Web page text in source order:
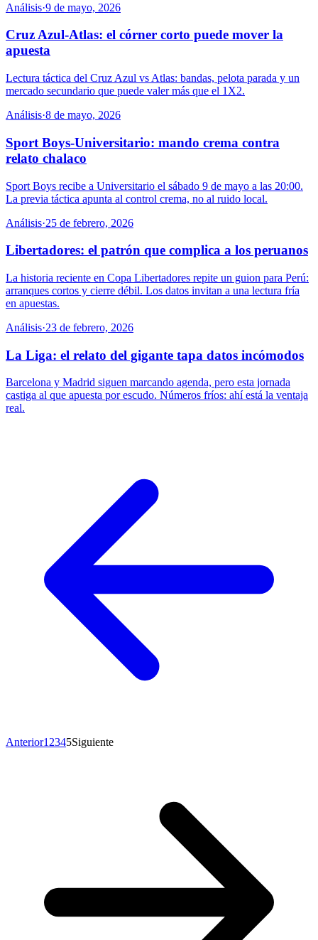
Análisis·9 de mayo, 2026
Cruz Azul-Atlas: el córner corto puede mover la
apuesta
Lectura táctica del Cruz Azul vs Atlas: bandas, pelota parada y un
mercado secundario que puede valer más que el 1X2.
Análisis·8 de mayo, 2026
Sport Boys-Universitario: mando crema contra
relato chalaco
Sport Boys recibe a Universitario el sábado 9 de mayo a las 20:00.
La previa táctica apunta al control crema, no al ruido local.
Análisis·25 de febrero, 2026
Libertadores: el patrón que complica a los peruanos
La historia reciente en Copa Libertadores repite un guion para Perú:
arranques cortos y cierre débil. Los datos invitan a una lectura fría
en apuestas.
Análisis·23 de febrero, 2026
La Liga: el relato del gigante tapa datos incómodos
Barcelona y Madrid siguen marcando agenda, pero esta jornada
castiga al que apuesta por escudo. Números fríos: ahí está la ventaja
real.
Anterior1 2345Siguiente